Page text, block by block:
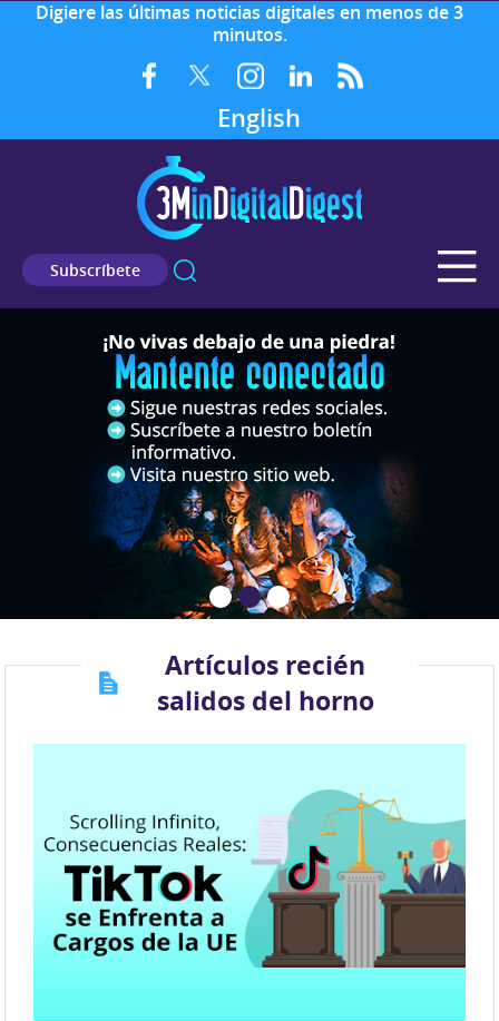
Digiere las últimas noticias digitales en menos de 3
minutos.
English
Subscríbete
Artículos recién
salidos del horno